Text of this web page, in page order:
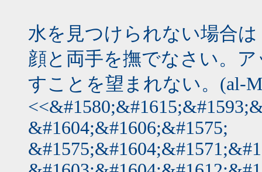
水を見つけられない場合
顔と両手を撫でなさい。
すことを望まれない。(al-
&#1604;&#1606;&#1575;